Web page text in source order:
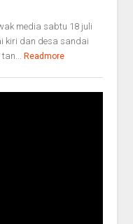
media sabtu 18 juli
kiri dan desa sandai
Readmore